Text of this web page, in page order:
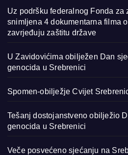
Uz podršku federalnog Fonda za
snimljena 4 dokumentarna filma
zavrjeđuju zaštitu države
U Zavidovićima obilježen Dan
genocida u Srebrenici
Spomen-obilježje Cvijet
Tešanj dostojanstveno obilježio
genocida u Srebrenici
Veče posvećeno sjećanju na